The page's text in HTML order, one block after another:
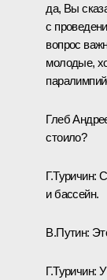
да, Вы
с
вопрос
молодые,
Глеб
стоило?
Г.Туричин:
и бассейн.
В.Путин:
Г.Туричин: